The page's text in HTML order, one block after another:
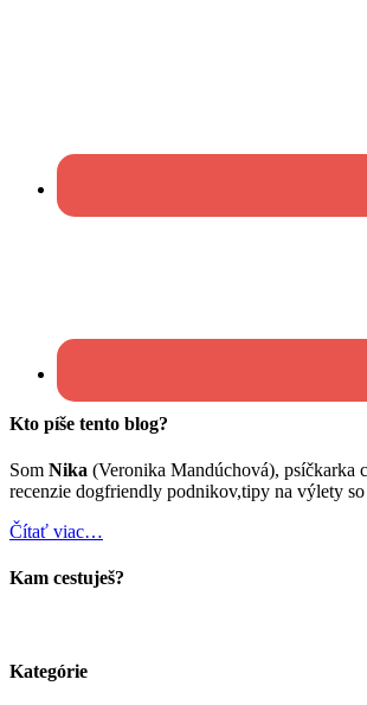
Kto píše tento blog?
Som Nika (Veronika Mandúchová), psíčkarka
recenzie dogfriendly podnikov,tipy na výlety
Čítať viac…
Kam cestuješ?
Kategórie